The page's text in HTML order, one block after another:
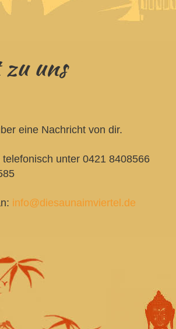
uns
eine Nachricht von dir.
unter 0421 8408566
info@diesaunaimviertel.de